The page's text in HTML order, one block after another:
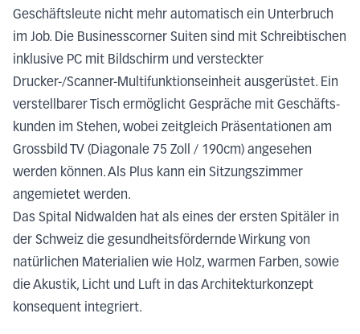
Geschäftsleute nicht mehr automatisch ein Unterbruch
im Job. Die Businesscorner Suiten sind mit Schreibtischen
inklusive PC mit Bildschirm und versteckter
Drucker-/Scanner-Multifunktionseinheit ausgerüstet. Ein
verstellbarer Tisch ermöglicht Gespräche mit Geschäfts­
kunden im Stehen, wobei zeitgleich Präsentationen am
Grossbild TV (Diagonale 75 Zoll / 190cm) angesehen
werden können. Als Plus kann ein Sitzungszimmer
angemietet werden.
Das Spital Nidwalden hat als eines der ersten Spitäler in
der Schweiz die gesundheitsfördernde Wirkung von
natürlichen Materialien wie Holz, warmen Farben, sowie
die Akustik, Licht und Luft in das Architekturkonzept
konsequent integriert.